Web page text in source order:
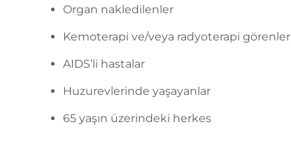
Organ nakledilenler
Kemoterapi ve/veya radyoterapi görenler
AIDS’li hastalar
Huzurevlerinde yaşayanlar
65 yaşın üzerindeki herkes